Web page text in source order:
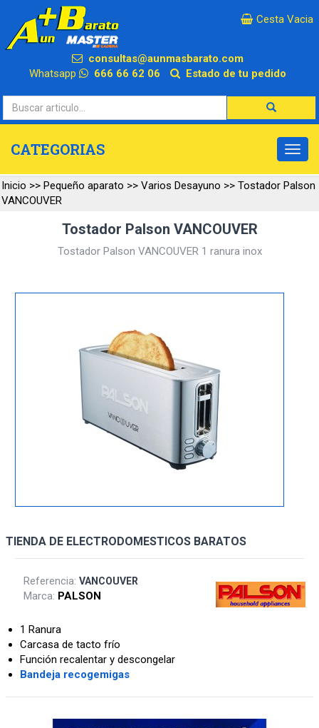
×
Cesta Vacia
consultas@aunmasbarato.com
Whatsapp
666 66 62 06 Estado de tu pedido
CATEGORIAS
Inicio >> Pequeño aparato >> Varios Desayuno >> Tostador Palson
VANCOUVER
Tostador Palson VANCOUVER
Tostador Palson VANCOUVER 1 ranura inox
TIENDA DE ELECTRODOMESTICOS BARATOS
Referencia:VANCOUVER
Marca: PALSON
1 Ranura
Carcasa de tacto frío
Función recalentar y descongelar
Bandeja recogemigas